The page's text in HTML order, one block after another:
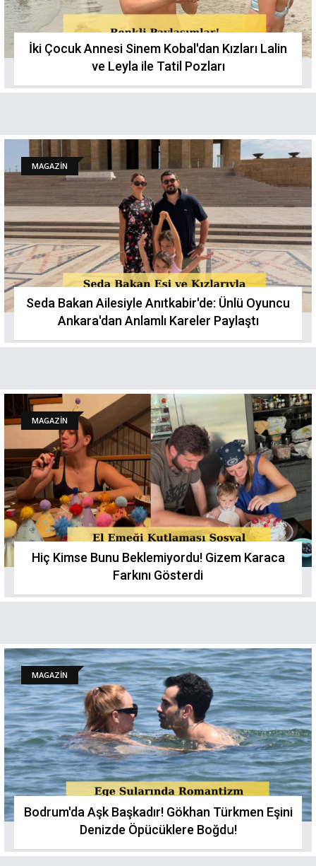
İki Çocuk Annesi Sinem Kobal'dan Kızları Lalin
ve Leyla ile Tatil Pozları
MAGAZİN
Seda Bakan Ailesiyle Anıtkabir'de: Ünlü Oyuncu
Ankara'dan Anlamlı Kareler Paylaştı
MAGAZİN
Hiç Kimse Bunu Beklemiyordu! Gizem Karaca
Farkını Gösterdi
MAGAZİN
Bodrum'da Aşk Başkadır! Gökhan Türkmen Eşini
Denizde Öpücüklere Boğdս!